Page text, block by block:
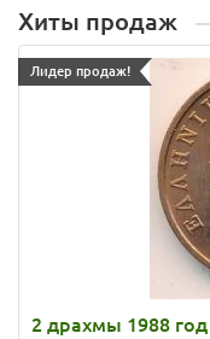
Хиты продаж
Лидер продаж!
2 драхмы 1988